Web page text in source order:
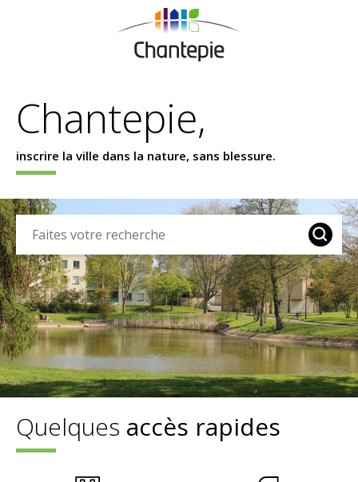
Chantepie,
inscrire la ville dans la nature, sans blessure.
Quelques accès rapides